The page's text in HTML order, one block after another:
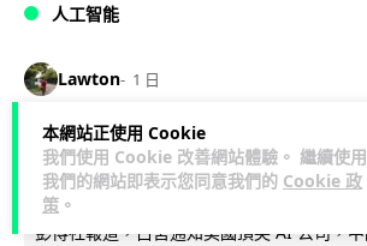
本網站正使用 Cookie
我們使用 Cookie 改善網站體驗。 繼續使用
我們的網站即表示您同意我們的 Cookie 政
策 。
人工智能
Lawton 1 日
白宮拒測中國開放 AI 模型
全框架選擇性執行
彭博社報道，白宮通知美國頂尖 AI 公司，